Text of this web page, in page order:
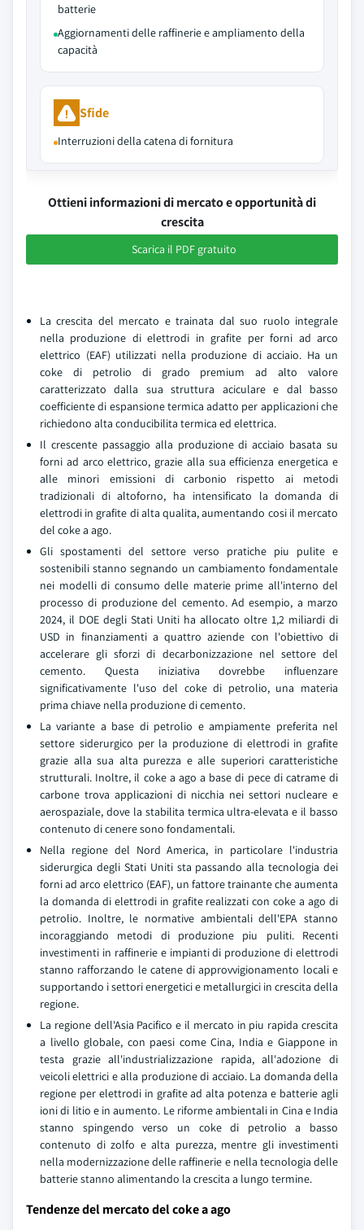
batterie
Aggiornamenti delle raffinerie e ampliamento della
capacità
Sfide
Interruzioni della catena di fornitura
Ottieni informazioni di mercato e opportunità di
crescita
Scarica il PDF gratuito
La crescita del mercato e trainata dal suo ruolo integrale
nella produzione di elettrodi in grafite per forni ad arco
elettrico (EAF) utilizzati nella produzione di acciaio. Ha un
coke di petrolio di grado premium ad alto valore
caratterizzato dalla sua struttura aciculare e dal basso
coefficiente di espansione termica adatto per applicazioni che
richiedono alta conducibilita termica ed elettrica.
Il crescente passaggio alla produzione di acciaio basata su
forni ad arco elettrico, grazie alla sua efficienza energetica e
alle minori emissioni di carbonio rispetto ai metodi
tradizionali di altoforno, ha intensificato la domanda di
elettrodi in grafite di alta qualita, aumentando cosi il mercato
del coke a ago.
Gli spostamenti del settore verso pratiche piu pulite e
sostenibili stanno segnando un cambiamento fondamentale
nei modelli di consumo delle materie prime all'interno del
processo di produzione del cemento. Ad esempio, a marzo
2024, il DOE degli Stati Uniti ha allocato oltre 1,2 miliardi di
USD in finanziamenti a quattro aziende con l'obiettivo di
accelerare gli sforzi di decarbonizzazione nel settore del
cemento. Questa iniziativa dovrebbe influenzare
significativamente l'uso del coke di petrolio, una materia
prima chiave nella produzione di cemento.
La variante a base di petrolio e ampiamente preferita nel
settore siderurgico per la produzione di elettrodi in grafite
grazie alla sua alta purezza e alle superiori caratteristiche
strutturali. Inoltre, il coke a ago a base di pece di catrame di
carbone trova applicazioni di nicchia nei settori nucleare e
aerospaziale, dove la stabilita termica ultra-elevata e il basso
contenuto di cenere sono fondamentali.
Nella regione del Nord America, in particolare l'industria
siderurgica degli Stati Uniti sta passando alla tecnologia dei
forni ad arco elettrico (EAF), un fattore trainante che aumenta
la domanda di elettrodi in grafite realizzati con coke a ago di
petrolio. Inoltre, le normative ambientali dell'EPA stanno
incoraggiando metodi di produzione piu puliti. Recenti
investimenti in raffinerie e impianti di produzione di elettrodi
stanno rafforzando le catene di approvvigionamento locali e
supportando i settori energetici e metallurgici in crescita della
regione.
La regione dell'Asia Pacifico e il mercato in piu rapida crescita
a livello globale, con paesi come Cina, India e Giappone in
testa grazie all'industrializzazione rapida, all'adozione di
veicoli elettrici e alla produzione di acciaio. La domanda della
regione per elettrodi in grafite ad alta potenza e batterie agli
ioni di litio e in aumento. Le riforme ambientali in Cina e India
stanno spingendo verso un coke di petrolio a basso
contenuto di zolfo e alta purezza, mentre gli investimenti
nella modernizzazione delle raffinerie e nella tecnologia delle
batterie stanno alimentando la crescita a lungo termine.
Tendenze del mercato del coke a ago